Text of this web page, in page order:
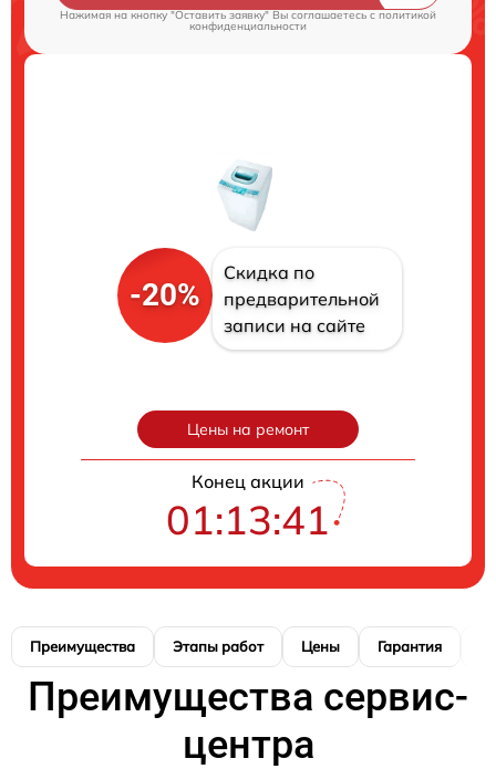
Нажимая на кнопку "Оставить заявку" Вы соглашаетесь cполитикой
конфиденциальности
-20%
Скидка по
предварительной
записи на сайте
Цены на ремонт
Конец акции
01:13:40
Преимущества Этапы работ Цены Гарантия
Преимущества сервис-
центра